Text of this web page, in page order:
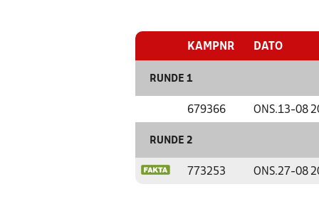
KAMPNR DATO
RUNDE 1
679366 ONS.13-08
RUNDE 2
773253 ONS.27-08